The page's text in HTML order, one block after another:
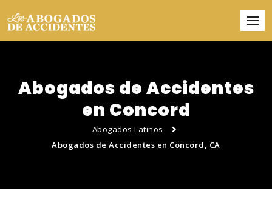
Abogados de Accidentes
en Concord
Abogados Latinos
Abogados de Accidentes en Concord, CA